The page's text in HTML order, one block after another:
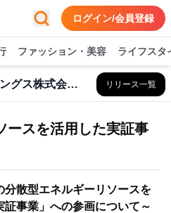
ログイン/会員登録
ファッション・美容 ライフスタ
東京電力ホールディングス株式会社 Goal connect株式会社 株式会社エナ・ストーン 株式会社サニックス 東京電力パワーグリッド株式会社 株式会社東光高岳 一般財団法人日本気象協会 本田技研工業株式会社 OKIクロステック株式会社 京セラ株式会社 東京電力エナジーパートナー株式会社 日本電気株式会社 リリース一覧
ースを活用した実証事
分散型エネルギーリソースを
事業」への参画について～